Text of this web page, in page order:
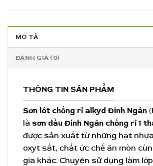
MÔ TẢ
ĐÁNH GIÁ (0)
THÔNG TIN SẢN PHẨM
Sơn lót chống rỉ alkyd Đinh Ngân
là sơn dầu Đinh Ngân chống rỉ 1
được sản xuất từ những hạt
oxyt sắt, chất ức chế ăn mòn
gia khác. Chuyên sử dụng làm lớp